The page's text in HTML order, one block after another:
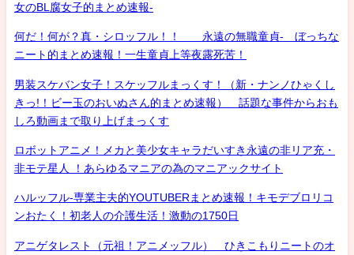
女のBL腐女子的まとめ速報-
何だ！何が？真・シロッフル！！ 永遠の無職童貞- ぼっちな
ニート的まとめ速報！一生童貞上等夜露死苦！
男装スケバン女子！スケッフルまっくす！（新・ナンノひゃくし
きっ!！ビー玉のおいぬさん的まとめ速報） 話題な事件からおも
しろ動画まで取り上げまっくす
ロボットアニメ！メカと美少女キャラだいすき永遠の非リア充・
非モテ星人 ！あらゆるマニアの為のマニアックサイト
ハルッフル-専業主夫的YOUTUBERまとめ速報！キモデブロリコ
ンおたく！初老人の介護生活！激動の1750日
アニゲタレスト（元祖！アニメッフル） ひきこもりニートのオ